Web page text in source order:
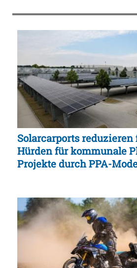
Solarcarports
Hürden für kommunale
Projekte durch PPA-